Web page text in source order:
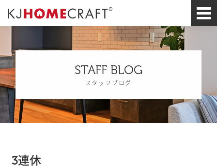
STAFF BLOG
スタッフブログ
3連休